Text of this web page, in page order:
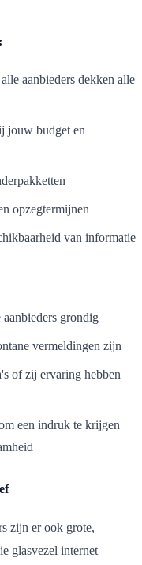
aanbieders dekken alle
jouw budget en
opzegtermijnen
van informatie
grondig
vermeldingen zijn
of zij ervaring hebben
een indruk te krijgen
zijn er ook grote,
glasvezel internet